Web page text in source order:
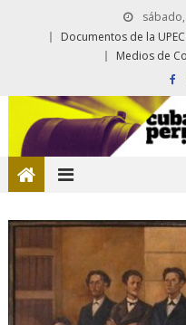
Documentos de la UPEC
Medios de